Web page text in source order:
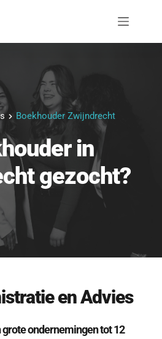
Boekhouder Zwijndrecht
in
gezocht?
en Advies
ondernemingen tot 12